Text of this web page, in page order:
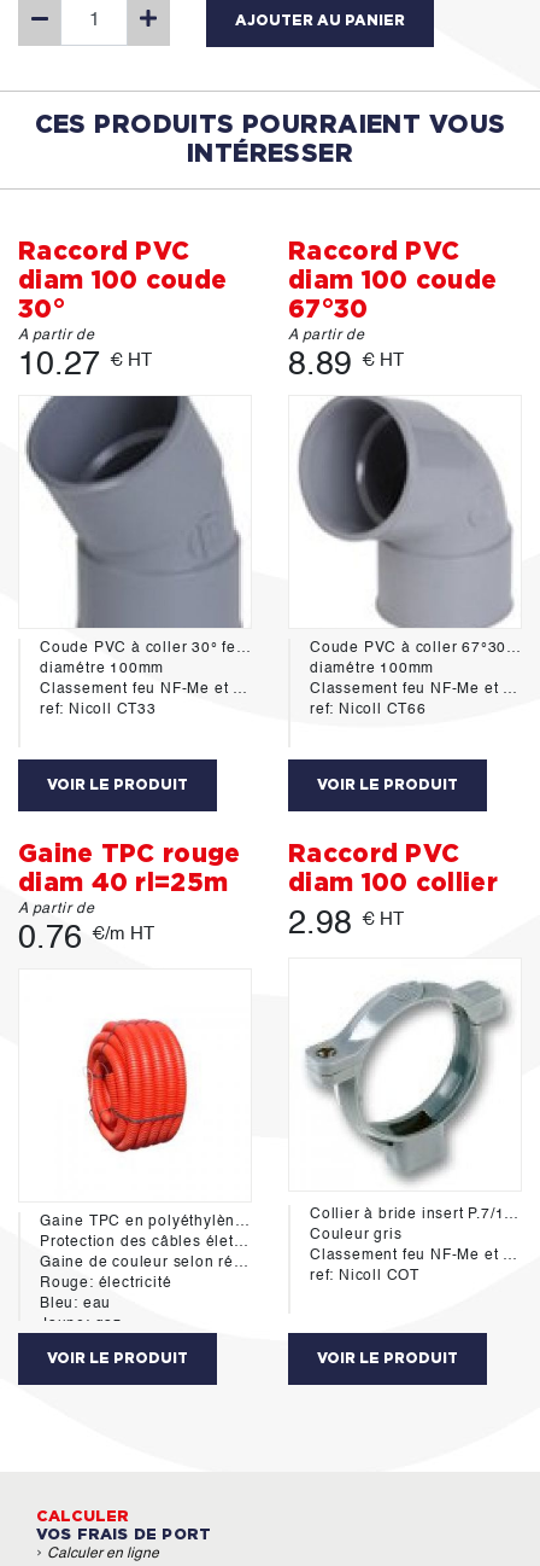
AJOUTER AU PANIER
CES PRODUITS POURRAIENT VOUS
INTÉRESSER
Raccord PVC
diam 100 coude
30°
A partir de
10.27 € HT
Coude PVC à coller 30° femelle-femelle
diamétre 100mm
Classement feu NF-Me et NF E
ref: Nicoll CT33
VOIR LE PRODUIT
Raccord PVC
diam 100 coude
67°30
A partir de
8.89 € HT
Coude PVC à coller 67°30 femelle-femelle
diamétre 100mm
Classement feu NF-Me et NF E
ref: Nicoll CT66
VOIR LE PRODUIT
Gaine TPC rouge
diam 40 rl=25m
A partir de
0.76 €/m HT
Gaine TPC en polyéthylène double paroi - extérieur annelé - interieur lisse avec tire fil.
Protection des câbles életriques et reseaux sec souterrains.
Gaine de couleur selon réseaux:
Rouge: électricité
Bleu: eau
Jaune: gaz
Blanc et orange: fibre optique
Conforme à la norme NF EN 50086-2-4+A1
VOIR LE PRODUIT
Raccord PVC
diam 100 collier
2.98 € HT
Collier à bride insert P.7/150 diamétre 100mm
Couleur gris
Classement feu NF-Me et NF E
ref: Nicoll COT
VOIR LE PRODUIT
CALCULER
VOS FRAIS DE PORT
› Calculer en ligne